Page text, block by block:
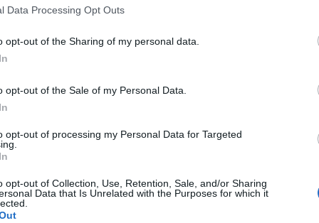
Data Processing Opt Outs
opt-out of the Sharing of my personal data.
opt-out of the Sale of my Personal Data.
opt-out of processing my Personal Data for Targeted
opt-out of Collection, Use, Retention, Sale, and/or Sharing
Data that Is Unrelated with the Purposes for which it
megkérdezett döntéshozók 58 százaléka arra
az Európai Uniónak és az Egyesül Királyságnak a rendezett
56 százaléka nem áll készen a Brexitre, miközben pár
megtörténhet a kilépés, ami komoly kihívások elé állítja...
portfolio.hu hírarchívumához tartozik, melynek olvasása
tartalmazza:
cikkarchívum
elmúlt 2 év napon belüli